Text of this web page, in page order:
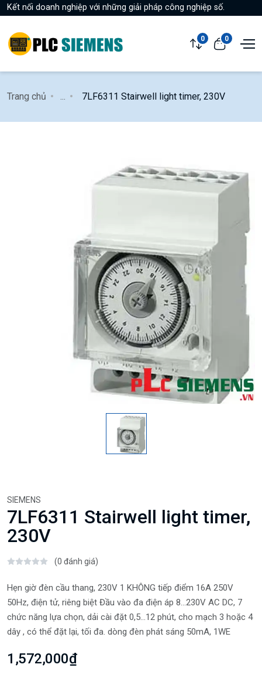
Kết nối doanh nghiệp với những giải pháp công nghiệp số.
0 0
Trang chủ 7LF6311 Stairwell light timer, 230V
SIEMENS
7LF6311 Stairwell light timer,
230V
(0 đánh giá)
Hẹn giờ đèn cầu thang, 230V 1 KHÔNG tiếp điểm 16A 250V
50Hz, điện tử, riêng biệt Đầu vào đa điện áp 8...230V AC DC, 7
chức năng lựa chọn, dải cài đặt 0,5...12 phút, cho mạch 3 hoặc 4
dây , có thể đặt lại, tối đa. dòng đèn phát sáng 50mA, 1WE
1,572,000₫